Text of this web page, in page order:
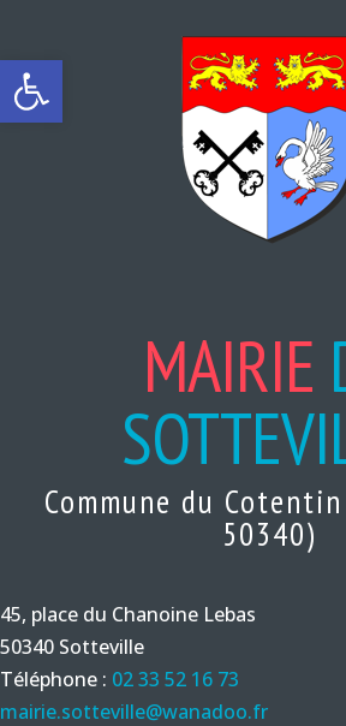
Ouvrir la barre d’outils
MAIRIE
Commune du
50340)
45, place du Chanoine Lebas
50340 Sotteville
Téléphone : 02 33 52 16 73
mairie.sotteville@wanadoo.fr